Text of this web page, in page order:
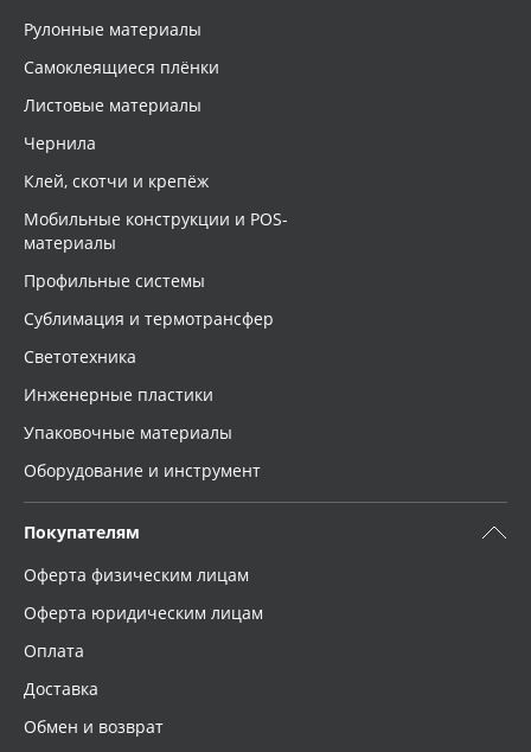
Рулонные материалы
Самоклеящиеся плёнки
Листовые материалы
Чернила
Клей, скотчи и крепёж
Мобильные конструкции и POS-
материалы
Профильные системы
Сублимация и термотрансфер
Светотехника
Инженерные пластики
Упаковочные материалы
Оборудование и инструмент
Покупателям
Оферта физическим лицам
Оферта юридическим лицам
Оплата
Доставка
Обмен и возврат